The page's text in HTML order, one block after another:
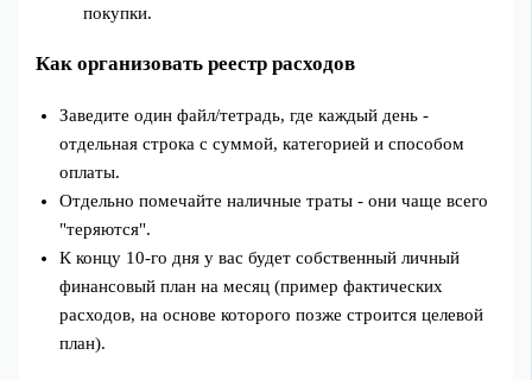
покупки.
Как организовать реестр расходов
Заведите один файл/тетрадь, где каждый день -
отдельная строка с суммой, категорией и способом
оплаты.
Отдельно помечайте наличные траты - они чаще всего
"теряются".
К концу 10‑го дня у вас будет собственный личный
финансовый план на месяц (пример фактических
расходов, на основе которого позже строится целевой
план).